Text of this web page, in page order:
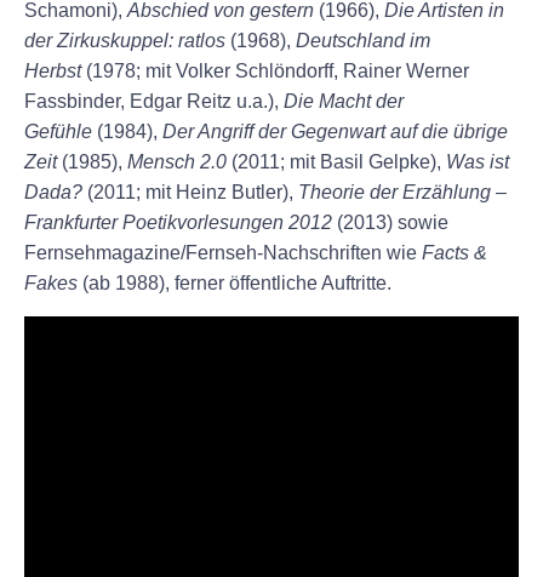
Schamoni), Abschied von gestern (1966), Die Artisten in
der Zirkuskuppel: ratlos (1968), Deutschland im
Herbst (1978; mit Volker Schlöndorff, Rainer Werner
Fassbinder, Edgar Reitz u.a.), Die Macht der
Gefühle (1984), Der Angriff der Gegenwart auf die übrige
Zeit (1985), Mensch 2.0 (2011; mit Basil Gelpke), Was ist
Dada? (2011; mit Heinz Butler), Theorie der Erzählung –
Frankfurter Poetikvorlesungen 2012 (2013) sowie
Fernsehmagazine/Fernseh-Nachschriften wie Facts &
Fakes (ab 1988), ferner öffentliche Auftritte.